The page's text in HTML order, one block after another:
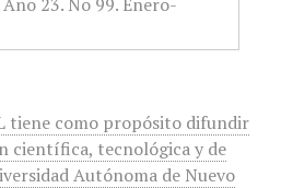
tiene como propósito difundir
científica, tecnológica y de
Autónoma de Nuevo